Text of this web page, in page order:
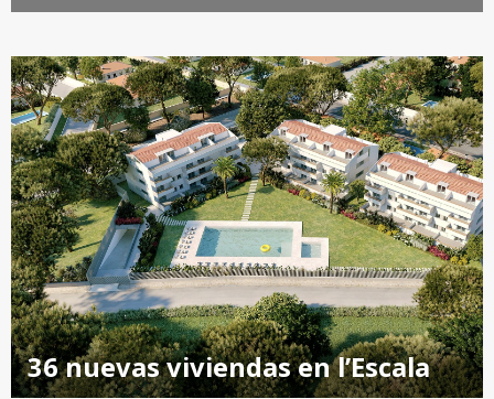
36 nuevas viviendas en l’Escala